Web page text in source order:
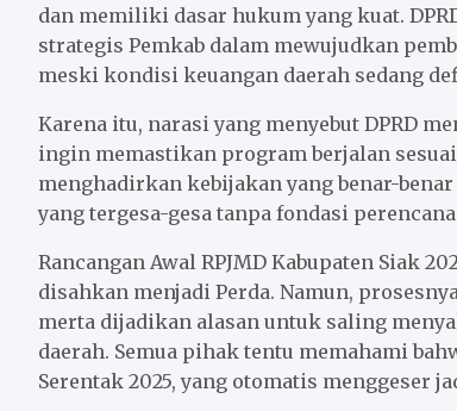
dan memiliki dasar hukum yang kuat.
strategis Pemkab dalam mewujudkan
meski kondisi keuangan daerah sedang
Karena itu, narasi yang menyebut DPRD
ingin memastikan program berjalan
menghadirkan kebijakan yang benar-
yang tergesa-gesa tanpa fondasi
Rancangan Awal RPJMD Kabupaten Siak
disahkan menjadi Perda. Namun,
merta dijadikan alasan untuk saling
daerah. Semua pihak tentu memahami
Serentak 2025, yang otomatis menggeser